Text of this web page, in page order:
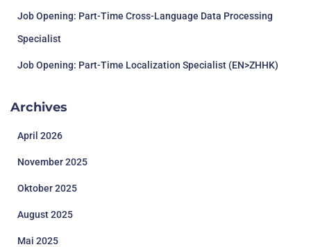
Job Opening: Part-Time Cross-Language Data Processing
Specialist
Job Opening: Part-Time Localization Specialist (EN>ZHHK)
Archives
April 2026
November 2025
Oktober 2025
August 2025
Mai 2025